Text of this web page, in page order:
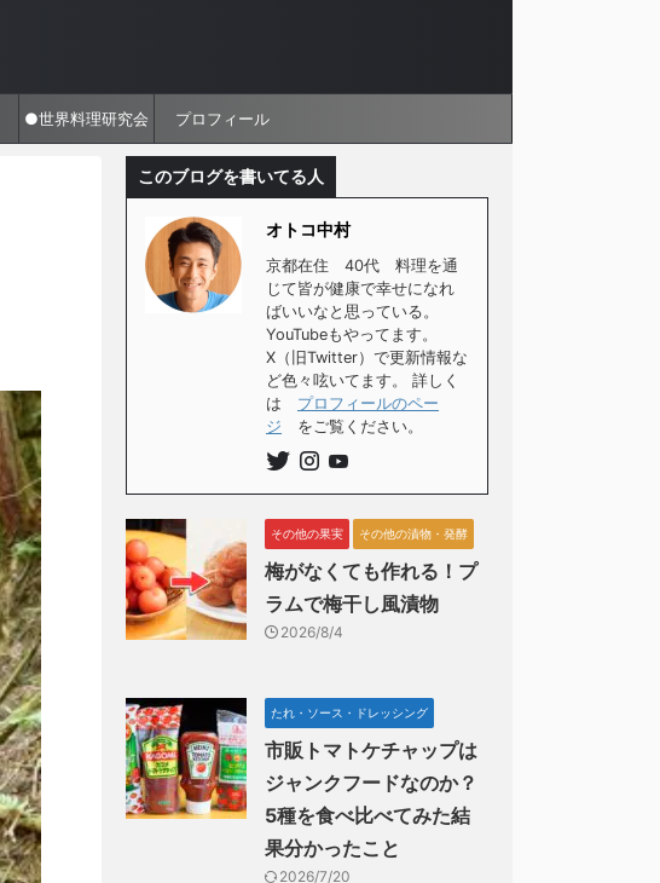
●世界料理研究会 プロフィール
このブログを書いてる人
オトコ中村
京都在住 40代 料理を通
じて皆が健康で幸せになれ
ばいいなと思っている。
YouTubeもやってます。
X（旧Twitter）で更新情報な
ど色々呟いてます。 詳しく
は プロフィールのペー
ジ をご覧ください。
その他の果実 その他の漬物・発酵
梅がなくても作れる！プ
ラムで梅干し風漬物
2026/8/4
たれ・ソース・ドレッシング
市販トマトケチャップは
ジャンクフードなのか？
5種を食べ比べてみた結
果分かったこと
2026/7/20